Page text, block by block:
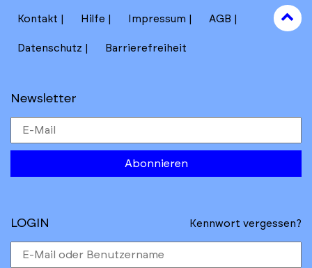
Kontakt Hilfe Impressum AGB
Datenschutz Barrierefreiheit
Newsletter
Abonnieren
to
top
LOGIN Kennwort vergessen?